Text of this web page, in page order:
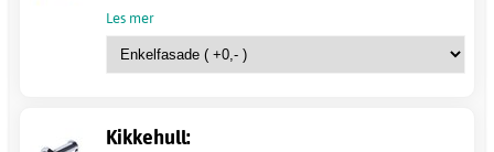
Les mer
Kikkehull: